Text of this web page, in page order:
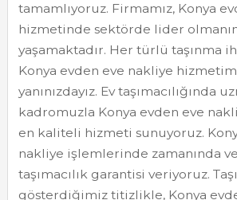
tamamlıyoruz. Firmamız, Konya
hizmetinde sektörde lider
yaşamaktadır. Her türlü taşınma
Konya evden eve nakliye
yanınızdayız. Ev taşımacılığında
kadromuzla Konya evden eve
en kaliteli hizmeti sunuyoruz.
nakliye işlemlerinde zamanında
taşımacılık garantisi veriyoruz.
gösterdiğimiz titizlikle, Konya